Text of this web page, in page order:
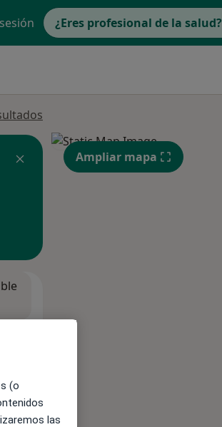
¿Eres profesional de la salud?
Ampliar mapa
(o
las